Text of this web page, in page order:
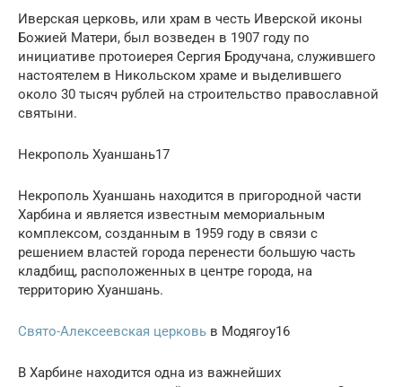
Иверская церковь, или храм в честь Иверской иконы
Божией Матери, был возведен в 1907 году по
инициативе протоиерея Сергия Бродучана, служившего
настоятелем в Никольском храме и выделившего
около 30 тысяч рублей на строительство православной
святыни.
Некрополь Хуаншань17
Некрополь Хуаншань находится в пригородной части
Харбина и является известным мемориальным
комплексом, созданным в 1959 году в связи с
решением властей города перенести большую часть
кладбищ, расположенных в центре города, на
территорию Хуаншань.
Свято-Алексеевская церковь в Модягоу16
В Харбине находится одна из важнейших